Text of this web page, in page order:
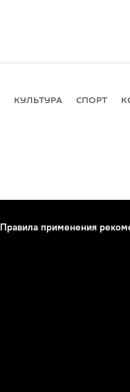
КУЛЬТУРА СПОРТ
Правила применения